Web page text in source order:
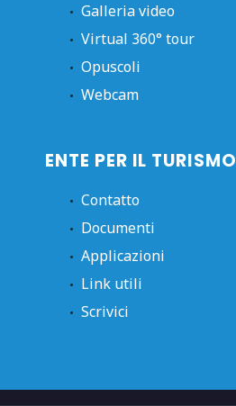
Galleria video
Virtual 360° tour
Opuscoli
Webcam
ENTE PER IL TURISMO
Contatto
Documenti
Applicazioni
Link utili
Scrivici